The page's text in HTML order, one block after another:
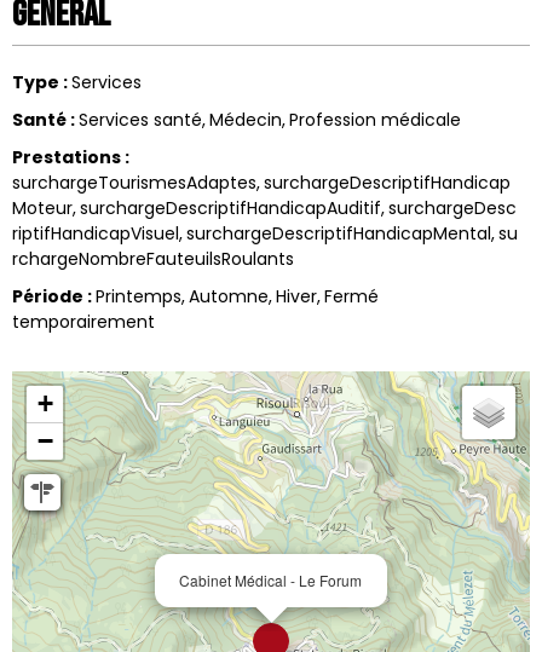
Général
Type :Services
Santé :Services santé Médecin Profession médicale
Prestations :
surchargeTourismesAdaptes surchargeDescriptifHandicap
Moteur surchargeDescriptifHandicapAuditif surchargeDesc
riptifHandicapVisuel surchargeDescriptifHandicapMental su
rchargeNombreFauteuilsRoulants
Période :Printemps Automne Hiver Fermé
temporairement
Cabinet Médical - Le Forum
+
−